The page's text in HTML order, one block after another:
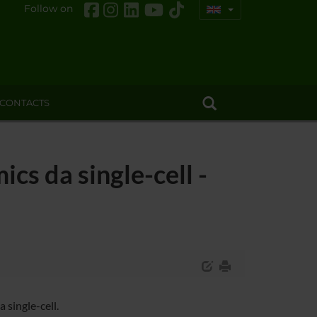
Follow on
CONTACTS
da single-cell -
single-cell.